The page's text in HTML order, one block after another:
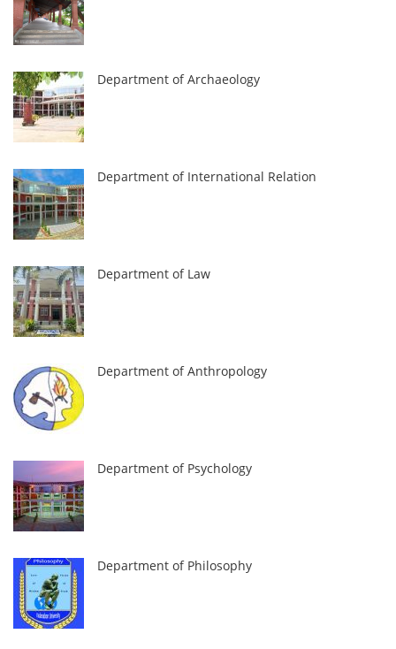
Department of Archaeology
Department of International Relation
Department of Law
Department of Anthropology
Department of Psychology
Department of Philosophy